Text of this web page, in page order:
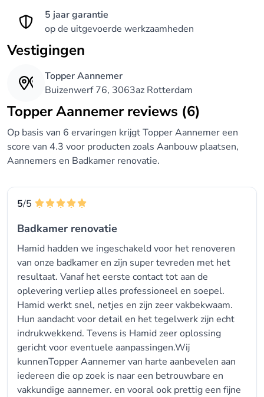
5 jaar garantie
op de uitgevoerde werkzaamheden
Vestigingen
Topper Aannemer
Buizenwerf 76, 3063az Rotterdam
Topper Aannemer reviews (6)
Op basis van 6 ervaringen krijgt Topper Aannemer een
score van 4.3 voor producten zoals Aanbouw plaatsen,
Aannemers en Badkamer renovatie.
5/5
Badkamer renovatie
Hamid hadden we ingeschakeld voor het renoveren
van onze badkamer en zijn super tevreden met het
resultaat. Vanaf het eerste contact tot aan de
oplevering verliep alles professioneel en soepel.
Hamid werkt snel, netjes en zijn zeer vakbekwaam.
Hun aandacht voor detail en het tegelwerk zijn echt
indrukwekkend. Tevens is Hamid zeer oplossing
gericht voor eventuele aanpassingen.Wij
kunnenTopper Aannemer van harte aanbevelen aan
iedereen die op zoek is naar een betrouwbare en
vakkundige aannemer. en vooral ook prettig een fijne